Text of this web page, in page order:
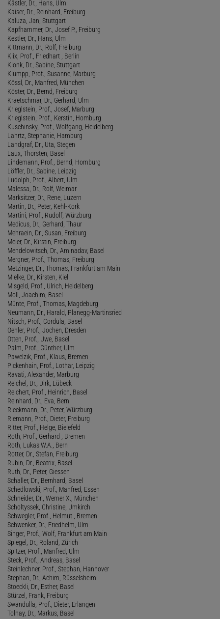
Kästler, Dr., Hans, Ulm
Kaiser, Dr., Reinhard, Freiburg
Kaluza, Jan, Stuttgart
Kapfhammer, Dr., Josef P., Freiburg
Kestler, Dr., Hans, Ulm
Kittmann, Dr., Rolf, Freiburg
Klix, Prof., Friedhart , Berlin
Klonk, Dr., Sabine, Stuttgart
Klumpp, Prof., Susanne, Marburg
Kössl, Dr., Manfred, München
Köster, Dr., Bernd, Freiburg
Kraetschmar, Dr., Gerhard, Ulm
Krieglstein, Prof., Josef, Marburg
Krieglstein, Prof., Kerstin, Homburg
Kuschinsky, Prof., Wolfgang, Heidelberg
Lahrtz, Stephanie, Hamburg
Landgraf, Dr., Uta, Stegen
Laux, Thorsten, Basel
Lindemann, Prof., Bernd, Homburg
Löffler, Dr., Sabine, Leipzig
Ludolph, Prof., Albert, Ulm
Malessa, Dr., Rolf, Weimar
Marksitzer, Dr., Rene, Luzern
Martin, Dr., Peter, Kehl-Kork
Martini, Prof., Rudolf, Würzburg
Medicus, Dr., Gerhard, Thaur
Mehraein, Dr., Susan, Freiburg
Meier, Dr., Kirstin, Freiburg
Mendelowitsch, Dr., Aminadav, Basel
Mergner, Prof., Thomas, Freiburg
Metzinger, Dr., Thomas, Frankfurt am Main
Mielke, Dr., Kirsten, Kiel
Misgeld, Prof., Ulrich, Heidelberg
Moll, Joachim, Basel
Münte, Prof., Thomas, Magdeburg
Neumann, Dr., Harald, Planegg-Martinsried
Nitsch, Prof., Cordula, Basel
Oehler, Prof., Jochen, Dresden
Otten, Prof., Uwe, Basel
Palm, Prof., Günther, Ulm
Pawelzik, Prof., Klaus, Bremen
Pickenhain, Prof., Lothar, Leipzig
Ravati, Alexander, Marburg
Reichel, Dr., Dirk, Lübeck
Reichert, Prof., Heinrich, Basel
Reinhard, Dr., Eva, Bern
Rieckmann, Dr., Peter, Würzburg
Riemann, Prof., Dieter, Freiburg
Ritter, Prof., Helge, Bielefeld
Roth, Prof., Gerhard , Bremen
Roth, Lukas W.A., Bern
Rotter, Dr., Stefan, Freiburg
Rubin, Dr., Beatrix, Basel
Ruth, Dr., Peter, Giessen
Schaller, Dr., Bernhard, Basel
Schedlowski, Prof., Manfred, Essen
Schneider, Dr., Werner X., München
Scholtyssek, Christine, Umkirch
Schwegler, Prof., Helmut , Bremen
Schwenker, Dr., Friedhelm, Ulm
Singer, Prof., Wolf, Frankfurt am Main
Spiegel, Dr., Roland, Zürich
Spitzer, Prof., Manfred, Ulm
Steck, Prof., Andreas, Basel
Steinlechner, Prof., Stephan, Hannover
Stephan, Dr., Achim, Rüsselsheim
Stoeckli, Dr., Esther, Basel
Stürzel, Frank, Freiburg
Swandulla, Prof., Dieter, Erlangen
Tolnay, Dr., Markus, Basel